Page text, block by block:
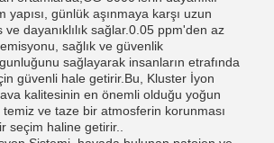
yapısı, günlük aşınmaya karşı uzun
dayanıklılık sağlar.0.05 ppm'den az
sağlık ve güvenlik
sağlayarak insanların etrafında
güvenli hale getirir.Bu, Kluster İyon
kalitesinin en önemli olduğu yoğun
ve taze bir atmosferin korunması
seçim haline getirir..